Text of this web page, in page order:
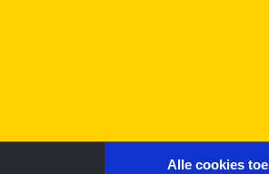
Alle cookies